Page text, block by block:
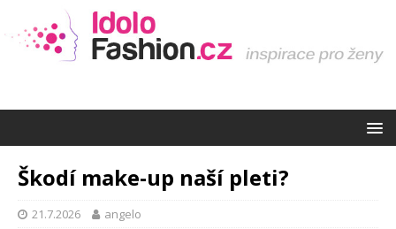
Škodí make-up naší pleti?
21.7.2026 angelo